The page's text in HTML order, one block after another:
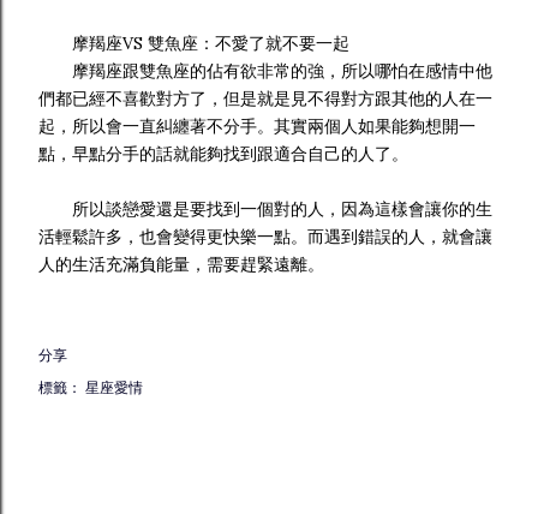
摩羯座VS 雙魚座：不愛了就不要一起
摩羯座跟雙魚座的佔有欲非常的強，所以哪怕在感情中他
們都已經不喜歡對方了，但是就是見不得對方跟其他的人在一
起，所以會一直糾纏著不分手。其實兩個人如果能夠想開一
點，早點分手的話就能夠找到跟適合自己的人了。
所以談戀愛還是要找到一個對的人，因為這樣會讓你的生
活輕鬆許多，也會變得更快樂一點。而遇到錯誤的人，就會讓
人的生活充滿負能量，需要趕緊遠離。
分享
標籤： 星座愛情